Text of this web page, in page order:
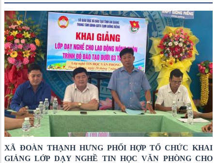
XÃ ĐOÀN THẠNH HƯNG PHỐI HỢP TỔ CHỨC KHAI
GIẢNG LỚP DẠY NGHỀ TIN HỌC VĂN PHÒNG CHO